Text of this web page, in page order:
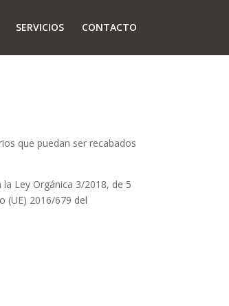
SERVICIOS CONTACTO
que puedan ser recabados
Ley Orgánica 3/2018, de 5
(UE) 2016/679 del